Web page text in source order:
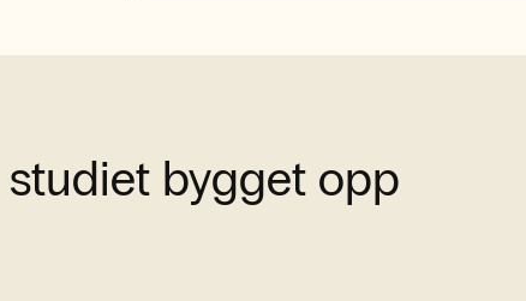
studiet bygget opp